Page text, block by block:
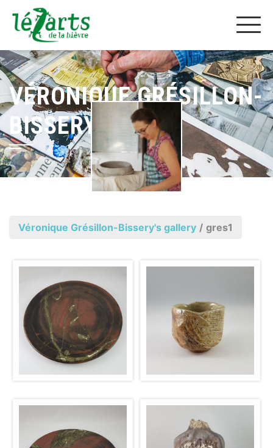
VÉRONIQUE GRÉSILLON-
BISSERY
Véronique Grésillon-Bissery's gallery / gres1